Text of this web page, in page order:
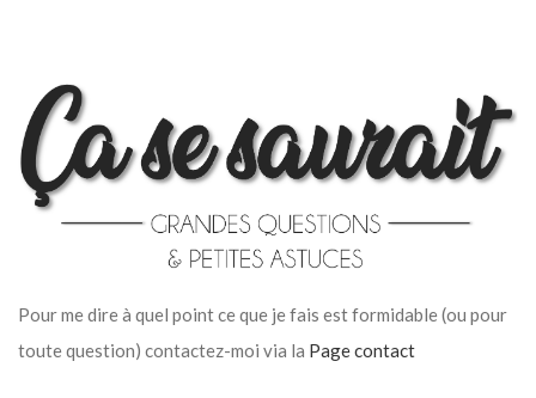
Pour me dire à quel point ce que je fais est formidable (ou pour
toute question) contactez-moi via la Page contact